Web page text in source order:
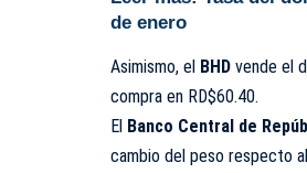
de enero
Asimismo, el BHD vende el
compra en RD$60.40.
El Banco Central de
cambio del peso respecto